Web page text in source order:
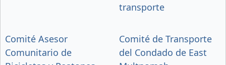
transporte
Comité Asesor
Comunitario de
Comité de Transporte
del Condado de East